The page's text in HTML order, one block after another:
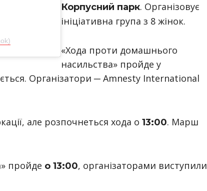
Корпусний парк. Організовує
ініціативна група з 8 жінок.
«Хода проти домашнього
насильства» пройде у
Організатори ─ Amnesty International
але розпочнеться хода о 13:00. Марш
пройде о 13:00, організаторами